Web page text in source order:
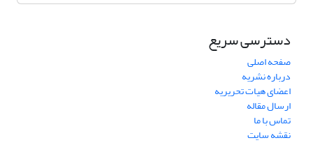
دسترسی سریع
صفحه اصلی
درباره نشریه
اعضای هیات تحریریه
ارسال مقاله
تماس با ما
نقشه سایت